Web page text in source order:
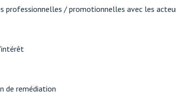
professionnelles / promotionnelles avec les
de remédiation